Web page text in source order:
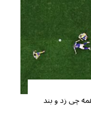
چی زد و بند